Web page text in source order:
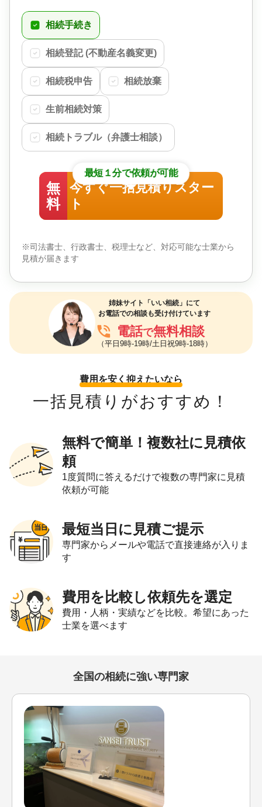
相続手続き
相続登記 (不動産名義変更)
相続税申告 相続放棄
生前相続対策
相続トラブル（弁護士相談）
最短１分で依頼が可能
無
料
今すぐ一括見積りスター
ト
※司法書士、行政書士、税理士など、対応可能な士業から
見積が届きます
姉妹サイト「いい相続」にて
お電話での相談も受け付けています
phone_in_talk 電話で無料相談
（平日9時-19時/土日祝9時-18時）
費用を安く抑えたいなら
一括見積りがおすすめ！
無料で簡単！複数社に見積依
頼
1度質問に答えるだけで複数の専門家に見積
依頼が可能
最短当日に見積ご提示
専門家からメールや電話で直接連絡が入りま
す
費用を比較し依頼先を選定
費用・人柄・実績などを比較。希望にあった
士業を選べます
全国の相続に強い専門家